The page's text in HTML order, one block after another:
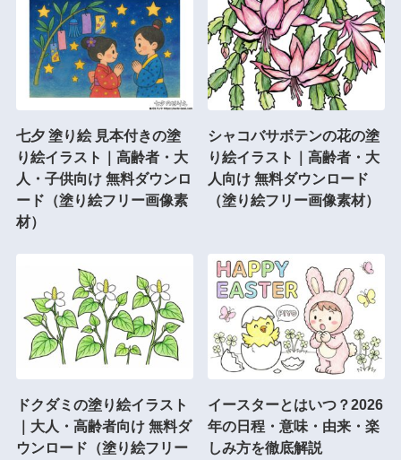
七夕 塗り絵 見本付きの塗
り絵イラスト｜高齢者・大
人・子供向け 無料ダウンロ
ード（塗り絵フリー画像素
材）
シャコバサボテンの花の塗
り絵イラスト｜高齢者・大
人向け 無料ダウンロード
（塗り絵フリー画像素材）
ドクダミの塗り絵イラスト
｜大人・高齢者向け 無料ダ
ウンロード（塗り絵フリー
イースターとはいつ？2026
年の日程・意味・由来・楽
しみ方を徹底解説